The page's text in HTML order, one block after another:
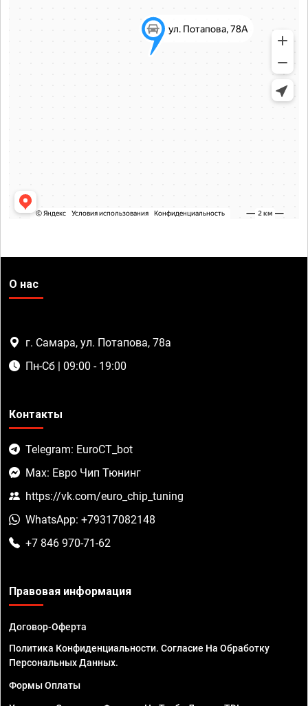
О нас
г. Самара, ул. Потапова, 78а
Пн-Сб | 09:00 - 19:00
Контакты
Telegram: EuroCT_bot
Max: Евро Чип Тюнинг
https://vk.com/euro_chip_tuning
WhatsApp: +79317082148
+7 846 970-71-62
Правовая информация
Договор-Оферта
Политика Конфиденциальности. Согласие На Обработку
Персональных Данных.
Формы Оплаты